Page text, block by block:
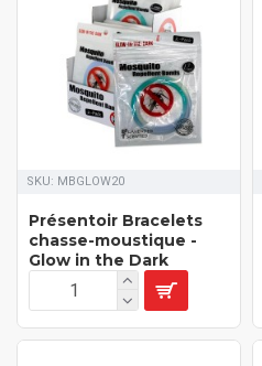
SKU: MBGLOW20
Présentoir Bracelets
chasse-moustique -
Glow in the Dark